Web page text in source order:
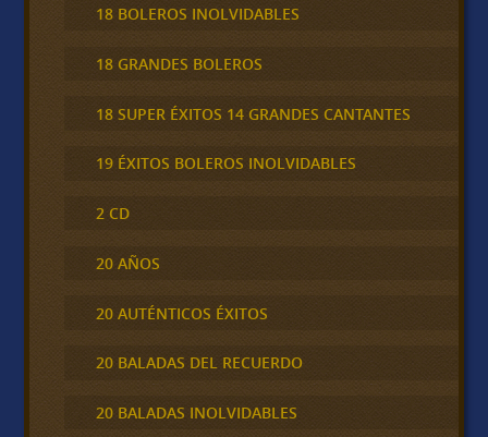
18 BOLEROS INOLVIDABLES
18 GRANDES BOLEROS
18 SUPER ÉXITOS 14 GRANDES CANTANTES
19 ÉXITOS BOLEROS INOLVIDABLES
2 CD
20 AÑOS
20 AUTÉNTICOS ÉXITOS
20 BALADAS DEL RECUERDO
20 BALADAS INOLVIDABLES